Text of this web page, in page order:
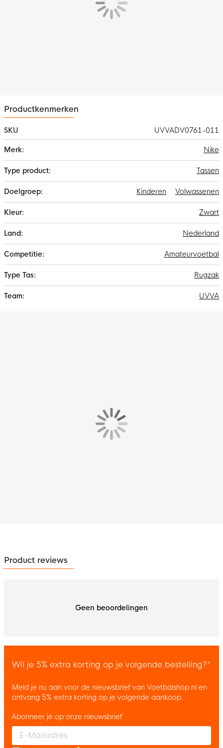
De afmetingen van de voetbaltas zijn: hoogte 48 cm x breedte
Productkenmerken
SKU
UVVADV0761-011
informatie
Nike
Tassen
Volwassenen
Kinderen
Zwart
Nederland
Amateurvoetbal
Rugzak
UVVA
Product reviews
Geen beoordelingen
Wil je 5% extra korting op je volgende bestelling?*
Meld je nu aan voor de nieuwsbrief van Voetbalshop.nl en
ontvang 5% extra korting op je volgende aankoop.
Enter your email and accept the privacy policy to subscribe to
Abonneer je op onze nieuwsbrief